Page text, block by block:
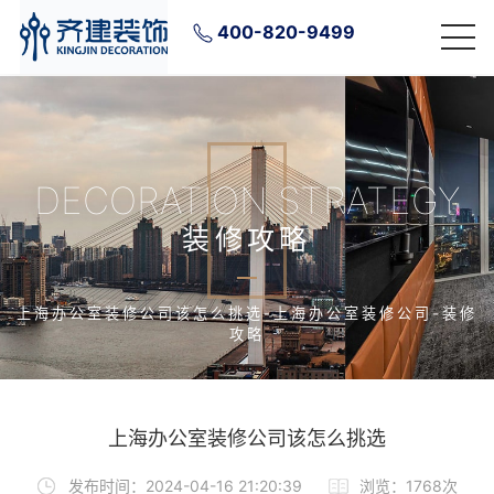
400-820-9499
DECORATION STRATEGY
装修攻略
上海办公室装修公司该怎么挑选-上海办公室装修公司-装修
攻略
上海办公室装修公司该怎么挑选
发布时间：2024-04-16 21:20:39 浏览：1768次